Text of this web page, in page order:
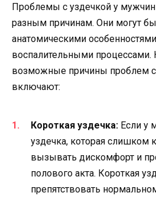
Проблемы с уздечкой у мужчин
разным причинам. Они могут
анатомическими
воспалительными процессами.
возможные причины проблем
включают:
Короткая уздечка: Если у
уздечка, которая слишком
вызывать дискомфорт и
полового акта. Короткая
препятствовать